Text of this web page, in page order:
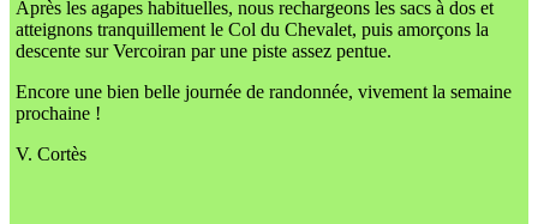
Après les agapes habituelles, nous rechargeons les sacs à dos et
atteignons tranquillement le Col du Chevalet, puis amorçons la
descente sur Vercoiran par une piste assez pentue.
Encore une bien belle journée de randonnée, vivement la semaine
prochaine !
V. Cortès